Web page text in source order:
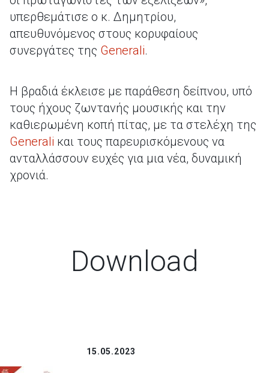
υπερθεμάτισε ο κ. Δημητρίου,
απευθυνόμενος στους κορυφαίους
συνεργάτες της Generali.
Η βραδιά έκλεισε με παράθεση δείπνου, υπό
τους ήχους ζωντανής μουσικής και την
καθιερωμένη κοπή πίτας, με τα στελέχη της
Generali και τους παρευρισκόμενους να
ανταλλάσσουν ευχές για μια νέα, δυναμική
χρονιά.
Download
15.05.2023